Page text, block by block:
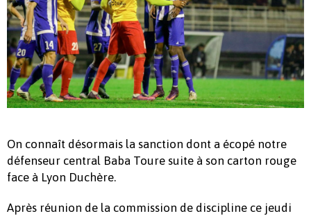
On connaît désormais la sanction dont a écopé notre
défenseur central Baba Toure suite à son carton rouge
face à Lyon Duchère.
Après réunion de la commission de discipline ce jeudi